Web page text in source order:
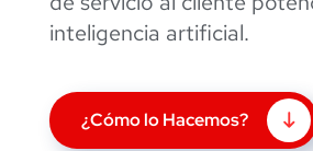
inteligencia artificial.
¿Cómo lo Hacemos?